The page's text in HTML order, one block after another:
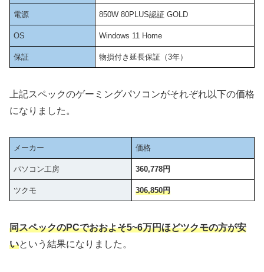
電源 850W 80PLUS認証 GOLD
OS Windows 11 Home
保証 物損付き延長保証（3年）
上記スペックのゲーミングパソコンがそれぞれ以下の価格
になりました。
メーカー 価格
パソコン工房 360,778円
ツクモ 306,850円
同スペックのPCでおおよそ5~6万円ほどツクモの方が安
いという結果になりました。